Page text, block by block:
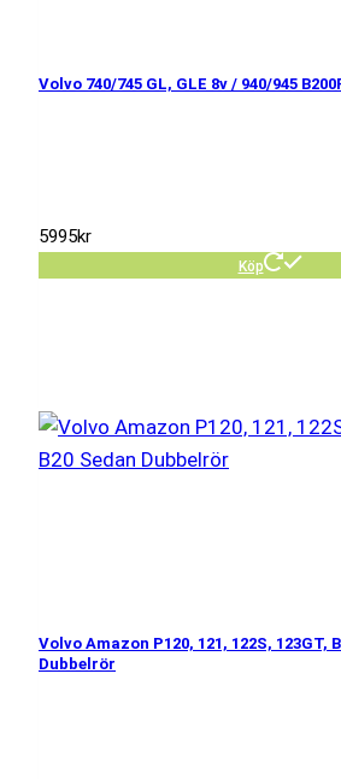
Volvo 740/745 GL, GLE 8v / 940/945
5995kr
Köp
Volvo Amazon P120, 121, 122S, 123GT,
Dubbelrör